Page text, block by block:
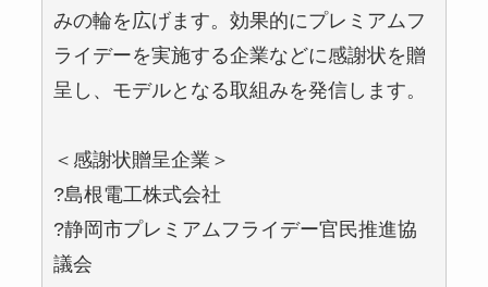
みの輪を広げます。効果的にプレミアムフ
ライデーを実施する企業などに感謝状を贈
呈し、モデルとなる取組みを発信します。
＜感謝状贈呈企業＞
?島根電工株式会社
?静岡市プレミアムフライデー官民推進協
議会